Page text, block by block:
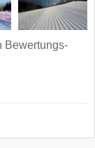
Bewertungs-